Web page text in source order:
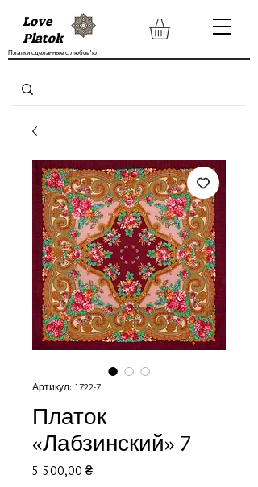
Love
Platok
Платки сделанные с любов'ю
Артикул: 1722-7
Платок
«Лабзинский» 7
5 500,00 ₴Цена